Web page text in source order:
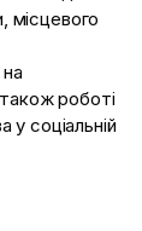
місцевого
роботі
соціальній